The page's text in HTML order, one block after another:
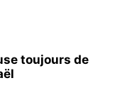
toujours de